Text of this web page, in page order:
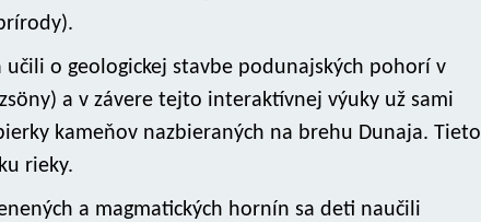
o geologickej stavbe podunajských pohorí v
a v závere tejto interaktívnej výuky už sami
kameňov nazbieraných na brehu Dunaja. Tieto
rieky.
a magmatických hornín sa deti naučili